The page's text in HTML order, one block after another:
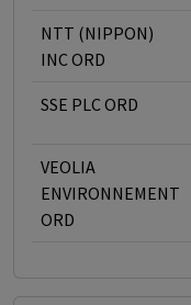
NTT (NIPPON)
INC ORD
SSE PLC ORD
VEOLIA
ENVIRONNEMENT
ORD